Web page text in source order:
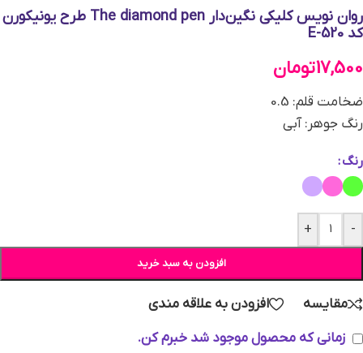
روان نویس کلیکی نگین‌دار The diamond pen طرح یونیکورن
کد E-520
17,500تومان
ضخامت قلم: 0.5
رنگ جوهر: آبی
رنگ
-
+
افزودن به سبد خرید
مقایسه
افزودن به علاقه مندی
زمانی که محصول موجود شد خبرم کن.